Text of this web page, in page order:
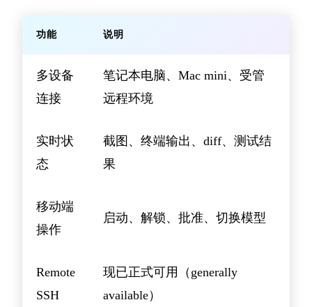
功能 说明
多设备
连接
笔记本电脑、Mac mini、受管
远程环境
实时状
态
截图、终端输出、diff、测试结
果
移动端
操作
启动、解锁、批准、切换模型
Remote
SSH
现已正式可用（generally
available）